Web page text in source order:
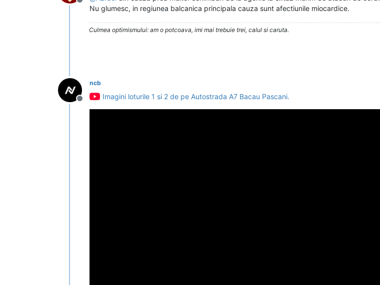
Deconectat
Nu glumesc, in regiunea balcanica principala cauza sunt afectiunile miocardice.
Culmea optimismului: am o potcoava, imi mai trebuie trei, calul si caruta.
Deconectat
ncb
Imagini loturile 1 si 2 de pe Autostrada A7 Bacau Pascani.